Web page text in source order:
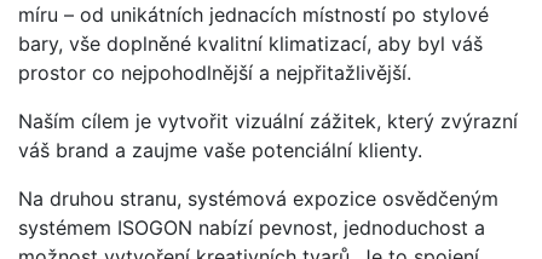
míru – od unikátních jednacích místností po stylové
bary, vše doplněné kvalitní klimatizací, aby byl váš
prostor co nejpohodlnější a nejpřitažlivější.
Naším cílem je vytvořit vizuální zážitek, který zvýrazní
váš brand a zaujme vaše potenciální klienty.
Na druhou stranu, systémová expozice osvědčeným
systémem ISOGON nabízí pevnost, jednoduchost a